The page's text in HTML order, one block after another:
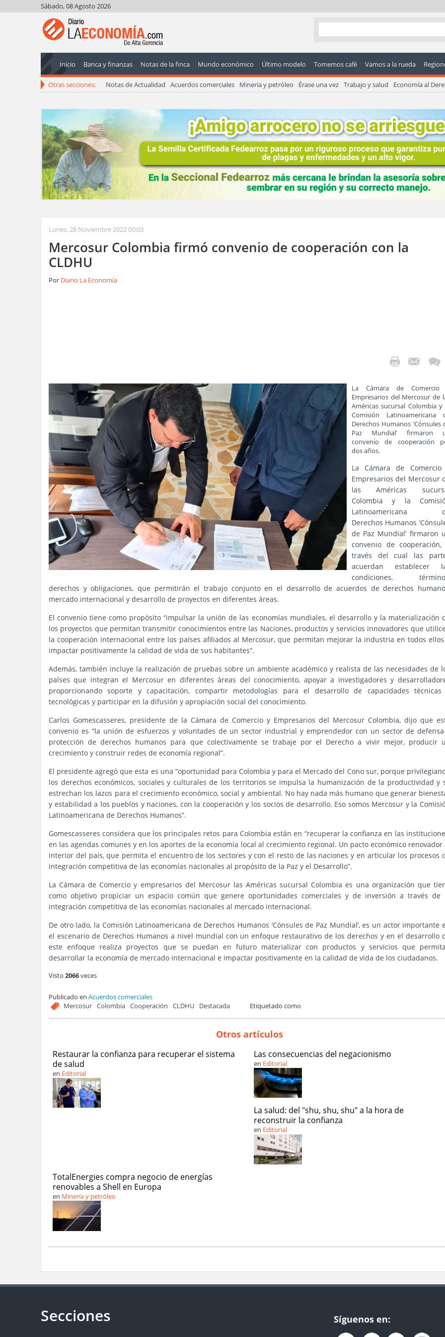
Sábado, 08 Agosto 2026
Inicio Banca y finanzas Notas de la finca Mundo económico Último modelo Tomemos café Vamos a la rueda
Otras secciones: Notas de Actualidad Acuerdos comerciales Minería y petróleo Érase una vez Trabajo y salud Economía al
Lunes, 28 Noviembre 2022 00:03
Mercosur Colombia firmó convenio de cooperación con la
CLDHU
Por Diario La Economía
La Cámara de
Empresarios del Mercosur de
Américas sucursal Colombia y
Comisión Latinoamericana
Derechos Humanos ‘Cónsules
Paz Mundial’ firmaron
convenio de cooperación
dos años.
La Cámara de
Empresarios del Mercosur
las Américas
Colombia y la
Latinoamericana
Derechos Humanos
de Paz Mundial’ firmaron
convenio de cooperación,
través del cual las
acuerdan establecer
condiciones,
derechos y obligaciones, que permitirán el trabajo conjunto en el desarrollo de acuerdos de derechos
mercado internacional y desarrollo de proyectos en diferentes áreas.
El convenio tiene como propósito “impulsar la unión de las economías mundiales, el desarrollo y la materialización
los proyectos que permitan transmitir conocimientos entre las Naciones, productos y servicios innovadores que
la cooperación internacional entre los países afiliados al Mercosur, que permitan mejorar la industria en todos
impactar positivamente la calidad de vida de sus habitantes”.
Además, también incluye la realización de pruebas sobre un ambiente académico y realista de las necesidades de
países que integran el Mercosur en diferentes áreas del conocimiento, apoyar a investigadores y
proporcionando soporte y capacitación, compartir metodologías para el desarrollo de capacidades
tecnológicas y participar en la difusión y apropiación social del conocimiento.
Carlos Gomescasseres, presidente de la Cámara de Comercio y Empresarios del Mercosur Colombia, dijo que
convenio es “la unión de esfuerzos y voluntades de un sector industrial y emprendedor con un sector de
protección de derechos humanos para que colectivamente se trabaje por el Derecho a vivir mejor, producir
crecimiento y construir redes de economía regional”.
El presidente agregó que esta es una “oportunidad para Colombia y para el Mercado del Cono sur, porque
los derechos económicos, sociales y culturales de los territorios se impulsa la humanización de la productividad y
estrechan los lazos para el crecimiento económico, social y ambiental. No hay nada más humano que generar
y estabilidad a los pueblos y naciones, con la cooperación y los socios de desarrollo. Eso somos Mercosur y la
Latinoamericana de Derechos Humanos”.
Gomescasseres considera que los principales retos para Colombia están en “recuperar la confianza en las
en las agendas comunes y en los aportes de la economía local al crecimiento regional. Un pacto económico renovador
interior del país, que permita el encuentro de los sectores y con el resto de las naciones y en articular los procesos
integración competitiva de las economías nacionales al propósito de la Paz y el Desarrollo”.
La Cámara de Comercio y empresarios del Mercosur las Américas sucursal Colombia es una organización que
como objetivo propiciar un espacio común que genere oportunidades comerciales y de inversión a través de
integración competitiva de las economías nacionales al mercado internacional.
De otro lado, la Comisión Latinoamericana de Derechos Humanos ‘Cónsules de Paz Mundial’, es un actor importante
el escenario de Derechos Humanos a nivel mundial con un enfoque restaurativo de los derechos y en el desarrollo
este enfoque realiza proyectos que se puedan en futuro materializar con productos y servicios que
desarrollar la economía de mercado internacional e impactar positivamente en la calidad de vida de los ciudadanos.
Visto 2066veces
Publicado en Acuerdos comerciales
Etiquetado como
Mercosur Colombia Cooperación CLDHU Destacada
Otros artículos
Restaurar la confianza para recuperar el sistema
de salud
en Editorial
Las consecuencias del negacionismo
en Editorial
La salud: del "shu, shu, shu" a la hora de
reconstruir la confianza
en Editorial
TotalEnergies compra negocio de energías
renovables a Shell en Europa
en Minería y petróleo
Síguenos en: